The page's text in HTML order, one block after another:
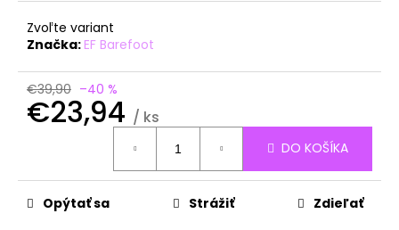
Zvoľte variant
Značka:EF Barefoot
€39,90 –40 %
€23,94 / ks
DO KOŠÍKA
Opýtať sa Strážiť Zdieľať
O
d
ú
č